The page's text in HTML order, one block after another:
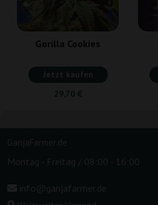
Gorilla Cookies
Jetzt kaufen
29,70 €
GanjaFarmer.de
Montag - Freitag / 08:00 - 16:00
info@ganjafarmer.de